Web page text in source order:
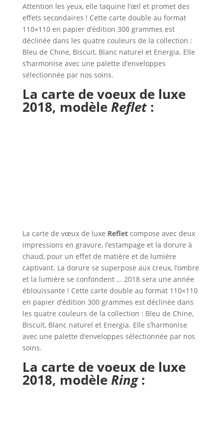
Attention les yeux, elle taquine l’œil et promet des
effets secondaires ! Cette carte double au format
110×110 en papier d’édition 300 grammes est
déclinée dans les quatre couleurs de la collection :
Bleu de Chine, Biscuit, Blanc naturel et Energia. Elle
s’harmonise avec une palette d’enveloppes
sélectionnée par nos soins.
La carte de voeux de luxe
2018, modèleReflet :
La carte de vœux de luxe Refletcompose avec deux
impressions en gravure, l’estampage et la dorure à
chaud, pour un effet de matière et de lumière
captivant. La dorure se superpose aux creux, l’ombre
et la lumière se confondent … 2018 sera une année
éblouissante ! Cette carte double au format 110×110
en papier d’édition 300 grammes est déclinée dans
les quatre couleurs de la collection : Bleu de Chine,
Biscuit, Blanc naturel et Energia. Elle s’harmonise
avec une palette d’enveloppes sélectionnée par nos
soins.
La carte de voeux de luxe
2018, modèleRing: